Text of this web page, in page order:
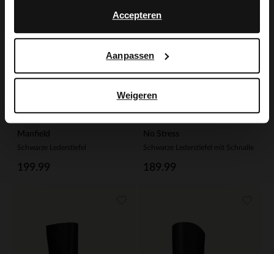
Accepteren
Aanpassen
Weigeren
Manfield
Schwarze Lederstiefel
199.99
No Stress
Schwarze Lederstiefel mit Schnalle
189.99